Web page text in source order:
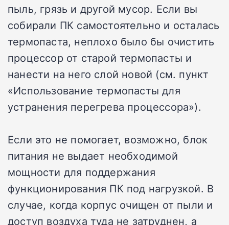
пыль, грязь и другой мусор. Если вы
собирали ПК самостоятельно и осталась
термопаста, неплохо было бы очистить
процессор от старой термопасты и
нанести на него слой новой (см. пункт
«Использование термопасты для
устранения перегрева процессора»).
Если это не помогает, возможно, блок
питания не выдает необходимой
мощности для поддержания
функционирования ПК под нагрузкой. В
случае, когда корпус очищен от пыли и
доступ воздуха туда не затруднен, а